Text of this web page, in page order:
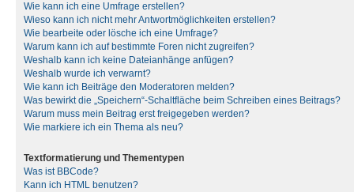
Wie kann ich eine Umfrage erstellen?
Wieso kann ich nicht mehr Antwortmöglichkeiten erstellen?
Wie bearbeite oder lösche ich eine Umfrage?
Warum kann ich auf bestimmte Foren nicht zugreifen?
Weshalb kann ich keine Dateianhänge anfügen?
Weshalb wurde ich verwarnt?
Wie kann ich Beiträge den Moderatoren melden?
Was bewirkt die „Speichern“-Schaltfläche beim Schreiben eines Beitrags?
Warum muss mein Beitrag erst freigegeben werden?
Wie markiere ich ein Thema als neu?
Textformatierung und Thementypen
Was ist BBCode?
Kann ich HTML benutzen?